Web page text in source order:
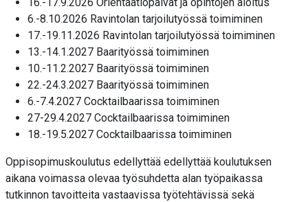
6.-8.10.2026 Ravintolan tarjoilutyössä toimiminen
17.-19.11.2026 Ravintolan tarjoilutyössä toimiminen
13.-14.1.2027 Baarityössä toimiminen
10.-11.2.2027 Baarityössä toimiminen
22.-24.3.2027 Baarityössä toimiminen
6.-7.4.2027 Cocktailbaarissa toimiminen
27-29.4.2027 Cocktailbaarissa toimiminen
18.-19.5.2027 Cocktailbaarissa toimiminen
Oppisopimuskoulutus edellyttää edellyttää koulutuksen
aikana voimassa olevaa työsuhdetta alan työpaikassa
tutkinnon tavoitteita vastaavissa työtehtävissä sekä